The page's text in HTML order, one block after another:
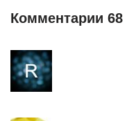
Комментарии 68